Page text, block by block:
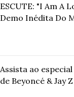
ESCUTE: "I Am A
Demo Inédita Do
Assista ao especial
de Beyoncé & Jay